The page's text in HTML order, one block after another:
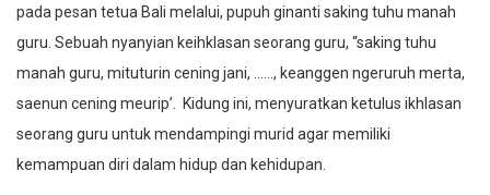
pada pesan tetua Bali melalui, pupuh ginanti saking tuhu manah
guru . Sebuah nyanyian keihklasan seorang guru, “saking tuhu
manah guru, mituturin cening jani, ……, keanggen ngeruruh merta,
saenun cening meurip’. Kidung ini, menyuratkan ketulus ikhlasan
seorang guru untuk mendampingi murid agar memiliki
kemampuan diri dalam hidup dan kehidupan.